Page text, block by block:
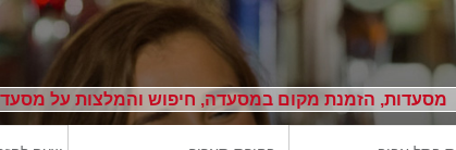
מסעדות, הזמנת מקום במסעדה, חיפוש והמלצות על